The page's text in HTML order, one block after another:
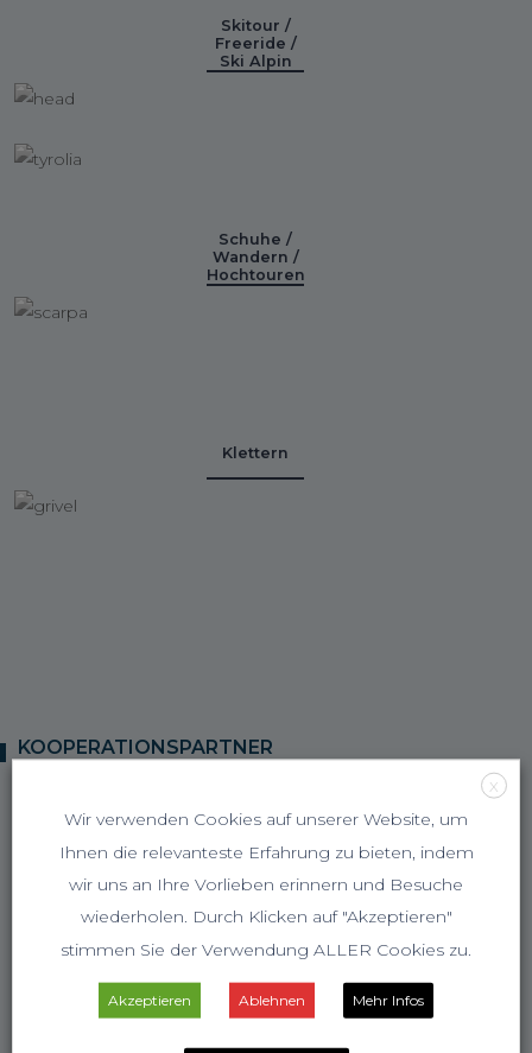
Skitour /
Freeride /
Ski Alpin
Schuhe /
Wandern /
Hochtouren
Klettern
KOOPERATIONSPARTNER
X
Wir verwenden Cookies auf unserer Website, um
Ihnen die relevanteste Erfahrung zu bieten, indem
wir uns an Ihre Vorlieben erinnern und Besuche
wiederholen. Durch Klicken auf "Akzeptieren"
stimmen Sie der Verwendung ALLER Cookies zu.
Akzeptieren Ablehnen Mehr Infos